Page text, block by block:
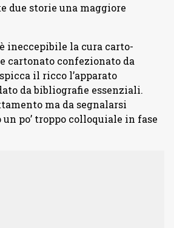
due storie una maggiore
ineccepibile la cura carto-
cartonato confezionato da
il ricco l’apparato
da bibliografie essenziali.
ma da segnalarsi
po’ troppo colloquiale in fase